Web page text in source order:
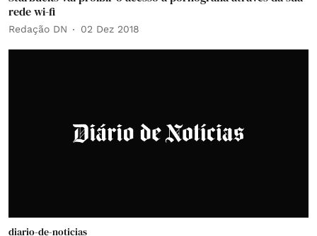
rede wi-fi
Redação DN 02 Dez 2018
diario-de-noticias